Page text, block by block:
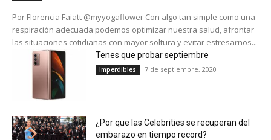
Por Florencia Faiatt @myyogaflower Con algo tan simple como una
respiración adecuada podemos optimizar nuestra salud, afrontar
las situaciones cotidianas con mayor soltura y evitar estresarnos...
Tenes que probar septiembre
Imperdibles 7 de septiembre, 2020
¿Por que las Celebrities se recuperan del
embarazo en tiempo record?